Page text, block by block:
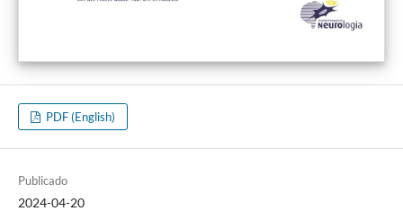
PDF (English)
Publicado
2024-04-20